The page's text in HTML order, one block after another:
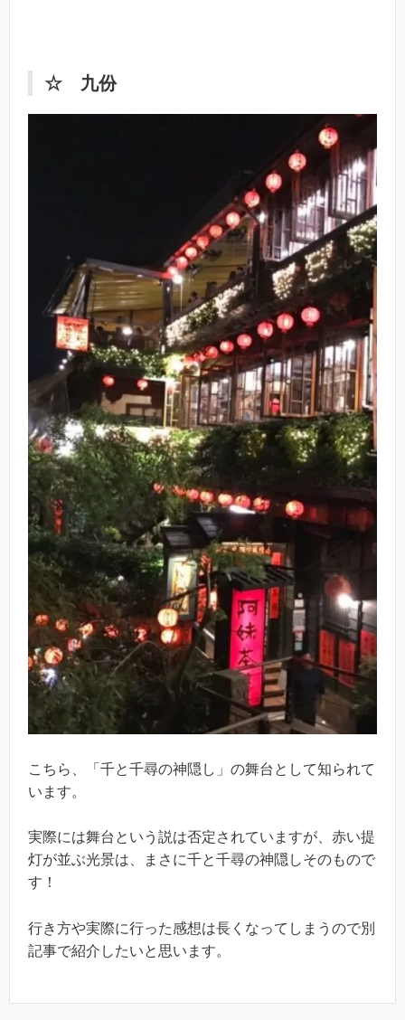
☆ 九份
こちら、「千と千尋の神隠し」の舞台として知られて
います。
実際には舞台という説は否定されていますが、赤い提
灯が並ぶ光景は、まさに千と千尋の神隠しそのもので
す！
行き方や実際に行った感想は長くなってしまうので別
記事で紹介したいと思います。